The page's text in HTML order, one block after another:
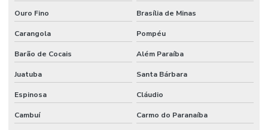
Manutenção Preventiva
Manutenção preventiva
Manutenção preventiva ar condicionado
Manutenção Preventiva Com Certificação
Manutenção Preventiva De Edificações
Ouro Fino Brasília de Minas
Carangola Pompéu
Barão de Cocais Além Paraíba
Juatuba Santa Bárbara
Espinosa Cláudio
Cambuí Carmo do Paranaíba